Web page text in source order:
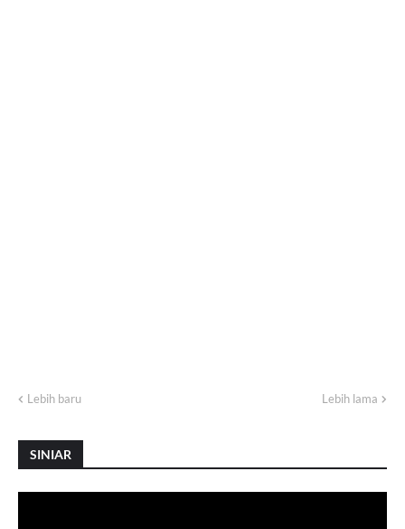
Lebih baru Lebih lama
SINIAR